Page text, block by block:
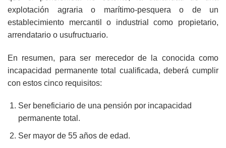
explotación agraria o marítimo-pesquera o de un
establecimiento mercantil o industrial como propietario,
arrendatario o usufructuario.
En resumen, para ser merecedor de la conocida como
incapacidad permanente total cualificada, deberá cumplir
con estos cinco requisitos:
Ser beneficiario de una pensión por incapacidad
permanente total.
Ser mayor de 55 años de edad.